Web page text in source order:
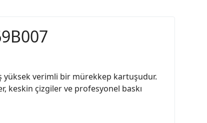
yüksek verimli bir mürekkep kartuşudur.
keskin çizgiler ve profesyonel baskı